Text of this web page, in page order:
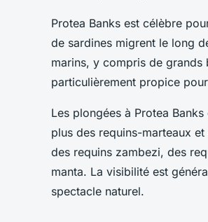
Protea Banks est célèbre
de sardines migrent le long
marins, y compris de
particulièrement propice
Les plongées à Protea
plus des requins-marteaux
des requins zambezi, des
manta. La visibilité est
spectacle naturel.